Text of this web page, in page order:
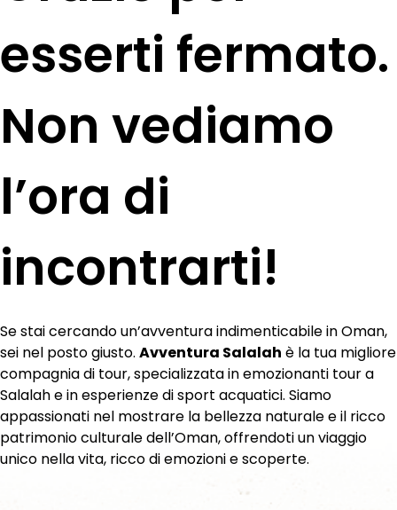
esserti fermato.
Non vediamo
l’ora di
incontrarti!
Se stai cercando un’avventura indimenticabile in Oman,
sei nel posto giusto. Avventura Salalah è la tua migliore
compagnia di tour, specializzata in emozionanti tour a
Salalah e in esperienze di sport acquatici. Siamo
appassionati nel mostrare la bellezza naturale e il ricco
patrimonio culturale dell’Oman, offrendoti un viaggio
unico nella vita, ricco di emozioni e scoperte.